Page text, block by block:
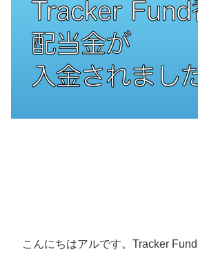
こんにちはアルです。Tracker